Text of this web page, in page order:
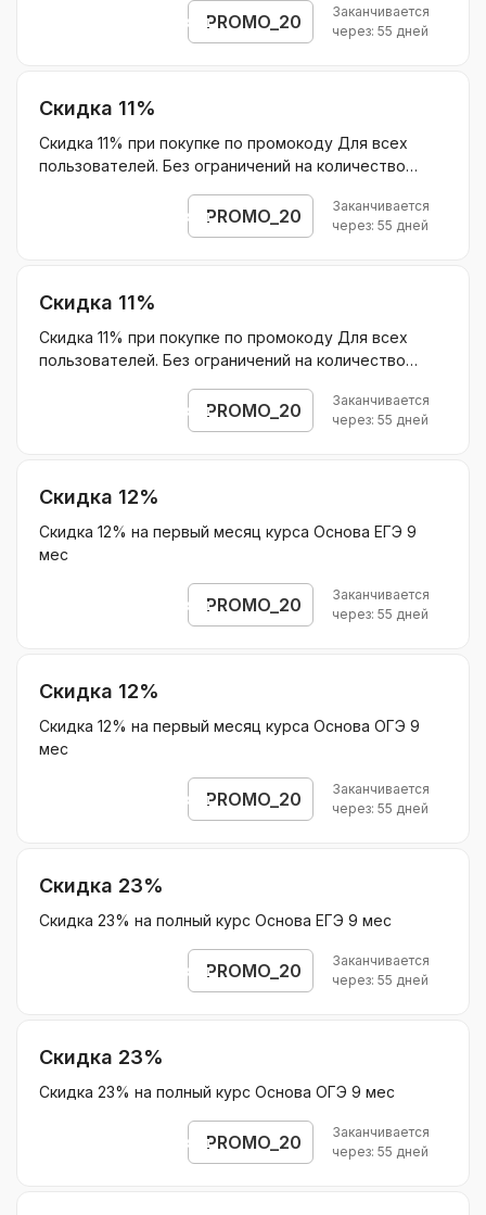
Действует на: На покупку полного курса Основа ОГЭ
9 мес Без ограничения скидки.
PROMO_20
Открыть промокод
Заканчивается
через: 55 дней
Скидка 11%
Скидка 11% при покупке по промокоду Для всех
пользователей. Без ограничений на количество
Действует на: Скидка 11% на покупку полного курса
Основа ЕГЭ 9 мес Скидка 11% на покупку полного
покупку полного курса Основа ОГЭ 11 мес Без
PROMO_20
Открыть промокод
Заканчивается
через: 55 дней
Скидка 11%
Скидка 11% при покупке по промокоду Для всех
пользователей. Без ограничений на количество
Действует на: На покупку полного курса Основа ОГЭ
11 мес Без ограничения скидки.
PROMO_20
Открыть промокод
Заканчивается
через: 55 дней
Скидка 12%
Скидка 12% на первый месяц курса Основа ЕГЭ 9
мес
PROMO_20
Открыть промокод
Заканчивается
через: 55 дней
Скидка 12%
Скидка 12% на первый месяц курса Основа ОГЭ 9
мес
PROMO_20
Открыть промокод
Заканчивается
через: 55 дней
Скидка 23%
Скидка 23% на полный курс Основа ЕГЭ 9 мес
PROMO_20
Открыть промокод
Заканчивается
через: 55 дней
Скидка 23%
Скидка 23% на полный курс Основа ОГЭ 9 мес
PROMO_20
Открыть промокод
Заканчивается
через: 55 дней